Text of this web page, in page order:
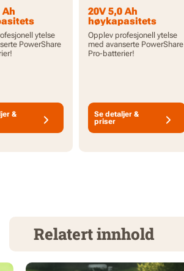
Ah
Proytelse
PowerShare
&
20V 5,0 Ah
høykapasitets
PowerShare Pro
batteri med
indikator
Opplev profesjonell ytelse
med avanserte PowerShare
Pro-batterier!
Se detaljer &
priser
Relatert innhold